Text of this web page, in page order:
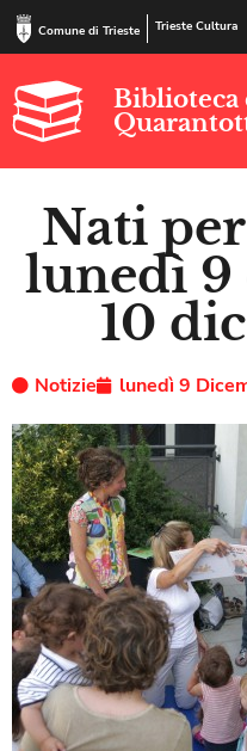
Comune di Trieste Trieste Cultura
Biblioteca
Nati
lunedì 9
10
Notizie lunedì 9